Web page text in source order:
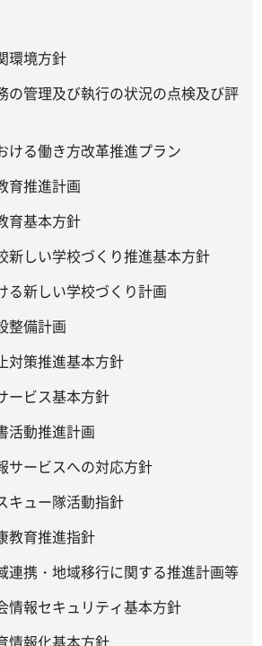
環境方針
の管理及び執行の状況の点検及び評
ける働き方改革推進プラン
育推進計画
育基本方針
新しい学校づくり推進基本方針
る新しい学校づくり計画
整備計画
対策推進基本方針
ービス基本方針
活動推進計画
サービスへの対応方針
キュー隊活動指針
教育推進指針
連携・地域移行に関する推進計画等
情報セキュリティ基本方針